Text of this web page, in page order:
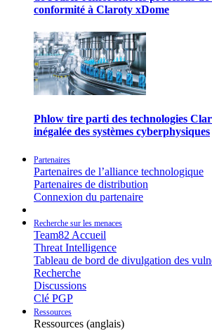
conformité à Claroty xDome
Phlow tire parti des technologies
inégalée des systèmes cyberphysiques
Partenaires
Partenaires de l’alliance technologique
Partenaires de distribution
Connexion du partenaire
Recherche sur les menaces
Team82 Accueil
Threat Intelligence
Tableau de bord de divulgation des
Recherche
Discussions
Clé PGP
Ressources
Ressources (anglais)